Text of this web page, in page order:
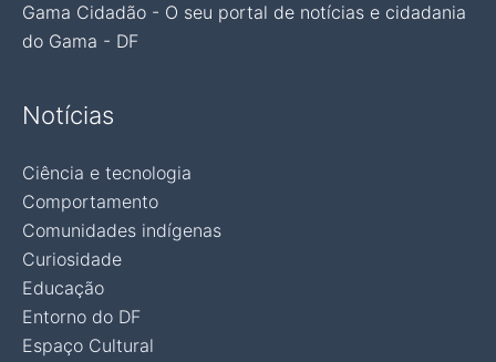
Gama Cidadão - O seu portal de notícias e cidadania
do Gama - DF
Notícias
Ciência e tecnologia
Comportamento
Comunidades indígenas
Curiosidade
Educação
Entorno do DF
Espaço Cultural